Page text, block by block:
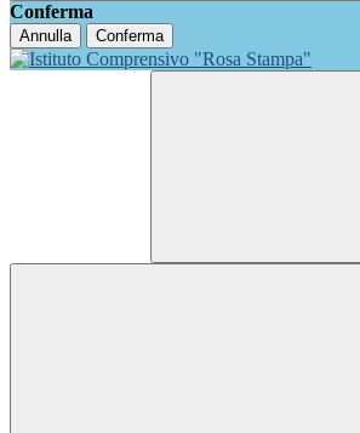
Conferma
Annulla Conferma